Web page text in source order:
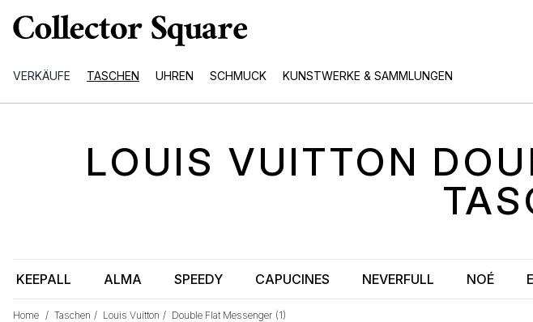
VERKÄUFE TASCHEN UHREN SCHMUCK KUNSTWERKE & SAMMLUNGEN
Home / Taschen / Louis Vuitton / Double Flat Messenger (1)
LOUIS VUITTON
KEEPALL ALMA SPEEDY CAPUCINES NEVERFULL NOÉ